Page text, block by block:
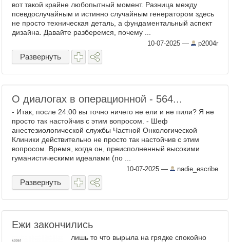
вот такой крайне любопытный момент. Разница между
псевдослучайным и истинно случайным генератором здесь
не просто техническая деталь, а фундаментальный аспект
дизайна. Давайте разберемся, почему ...
10-07-2025 — p2004r
Развернуть
О диалогах в операционной - 564...
- Итак, после 24:00 вы точно ничего не ели и не пили? Я не
просто так настойчив с этим вопросом. - Шеф
анестезиологической службы Частной Онкологической
Клиники действительно не просто так настойчив с этим
вопросом. Время, когда он, преисполненный высокими
гуманистическими идеалами (по ...
10-07-2025 — nadie_escribe
Развернуть
Ежи закончились
лишь то что вырыла на грядке спокойно